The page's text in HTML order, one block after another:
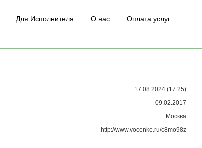
Для Исполнителя О нас Оплата услуг
17.08.2024 (17:25)
09.02.2017
Москва
http://www.vocenke.ru/c8mo98z